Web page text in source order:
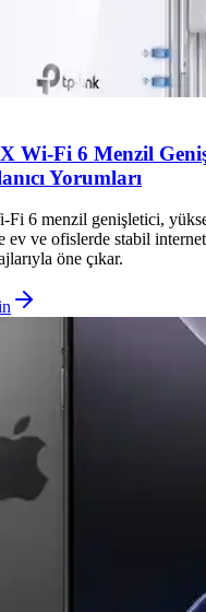
Wi-Fi 6 Menzil
Yorumları
6 menzil genişletici,
ve ofislerde stabil internet
öne çıkar.